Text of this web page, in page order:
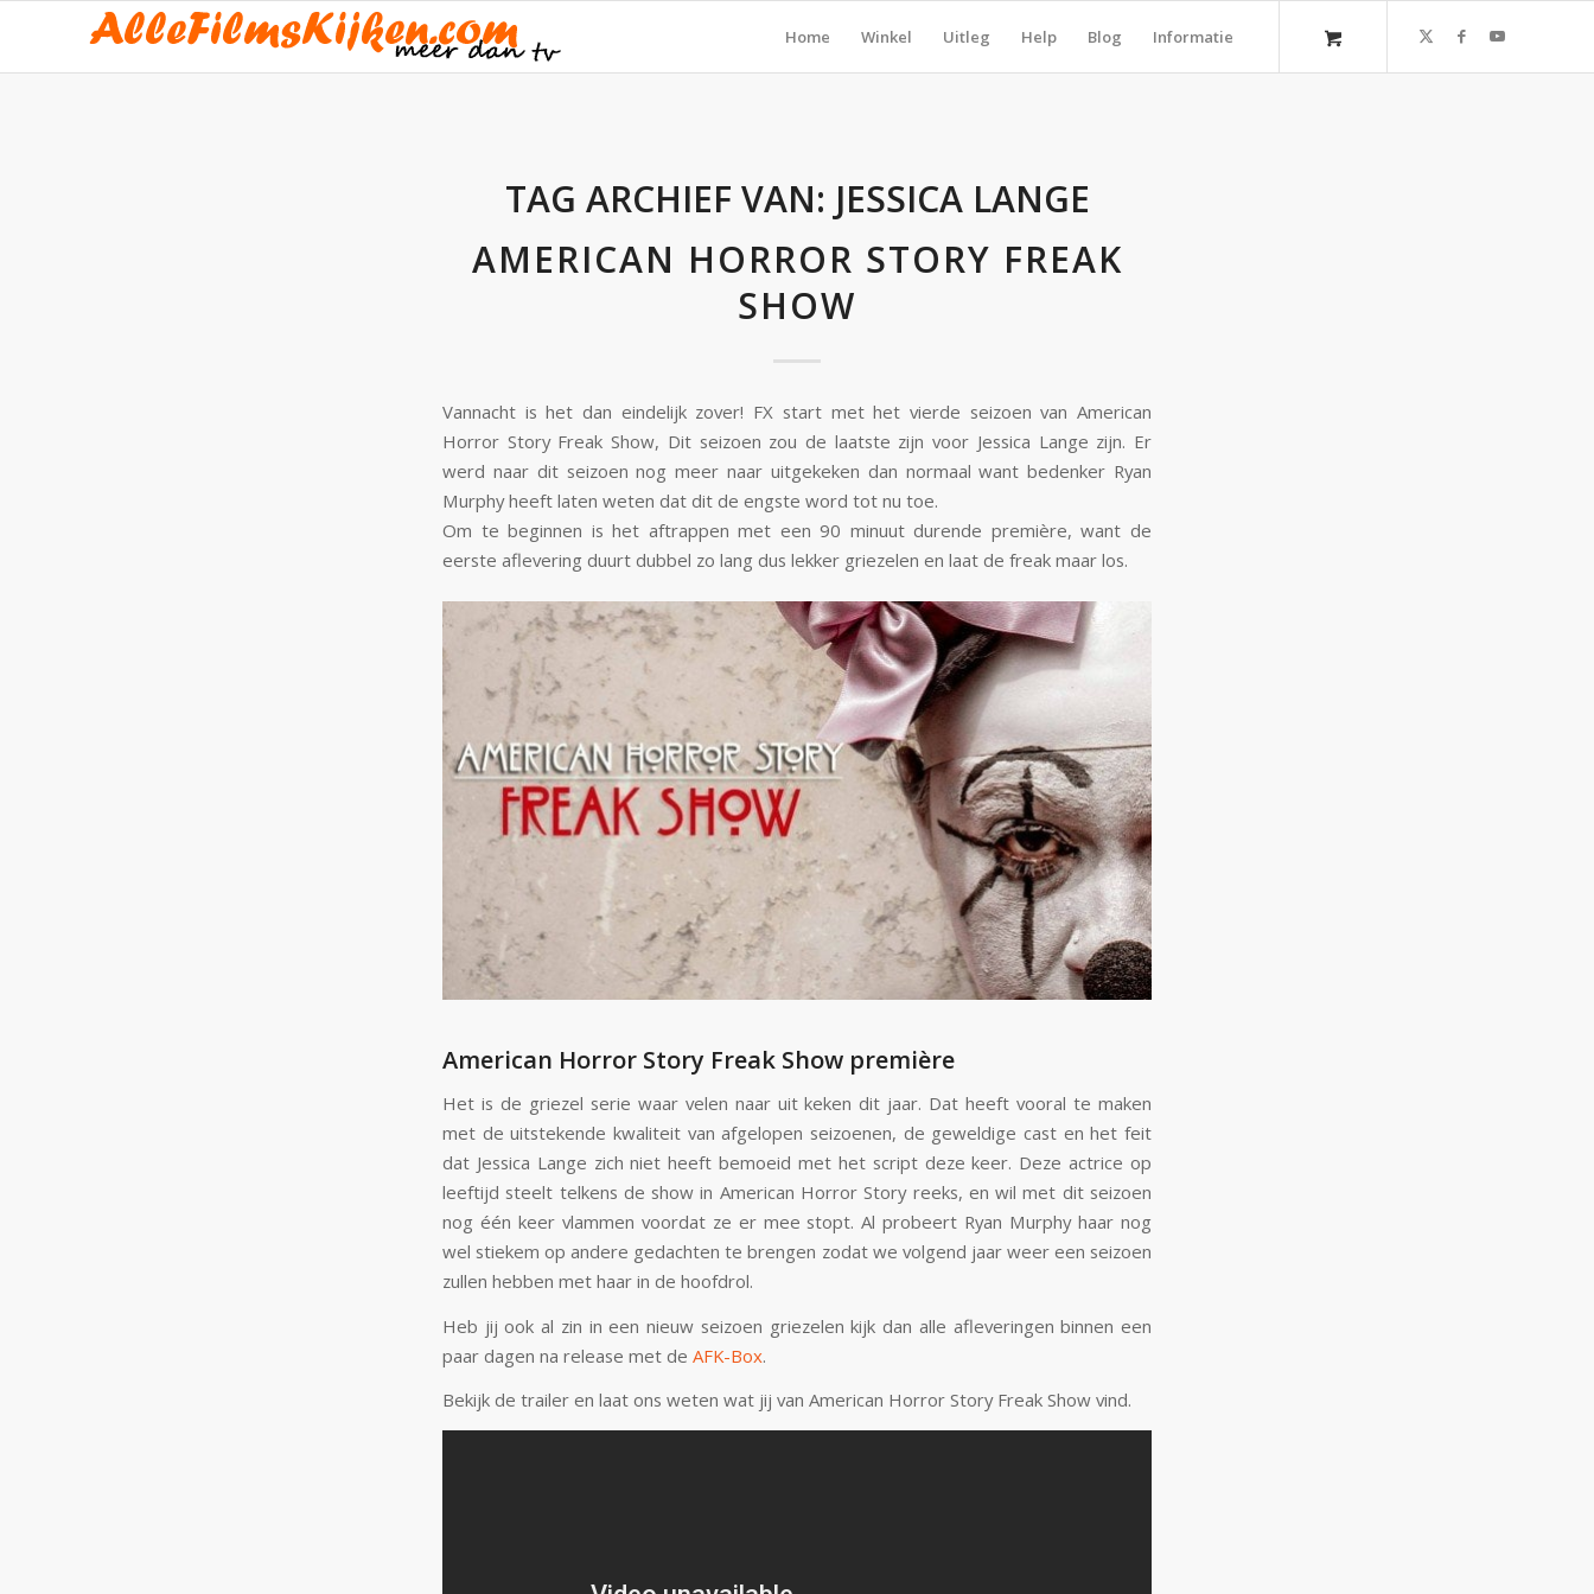
Home Winkel Uitleg Help Blog Informatie
TAG ARCHIEF VAN: JESSICA LANGE
AMERICAN HORROR STORY FREAK
SHOW
Vannacht is het dan eindelijk zover! FX start met het vierde seizoen van American
Horror Story Freak Show, Dit seizoen zou de laatste zijn voor Jessica Lange zijn. Er
werd naar dit seizoen nog meer naar uitgekeken dan normaal want bedenker Ryan
Murphy heeft laten weten dat dit de engste word tot nu toe.
Om te beginnen is het aftrappen met een 90 minuut durende première, want de
eerste aflevering duurt dubbel zo lang dus lekker griezelen en laat de freak maar los.
American Horror Story Freak Show première
Het is de griezel serie waar velen naar uit keken dit jaar. Dat heeft vooral te maken
met de uitstekende kwaliteit van afgelopen seizoenen, de geweldige cast en het feit
dat Jessica Lange zich niet heeft bemoeid met het script deze keer. Deze actrice op
leeftijd steelt telkens de show in American Horror Story reeks, en wil met dit seizoen
nog één keer vlammen voordat ze er mee stopt. Al probeert Ryan Murphy haar nog
wel stiekem op andere gedachten te brengen zodat we volgend jaar weer een seizoen
zullen hebben met haar in de hoofdrol.
Heb jij ook al zin in een nieuw seizoen griezelen kijk dan alle afleveringen binnen een
paar dagen na release met de AFK-Box.
Bekijk de trailer en laat ons weten wat jij van American Horror Story Freak Show vind.